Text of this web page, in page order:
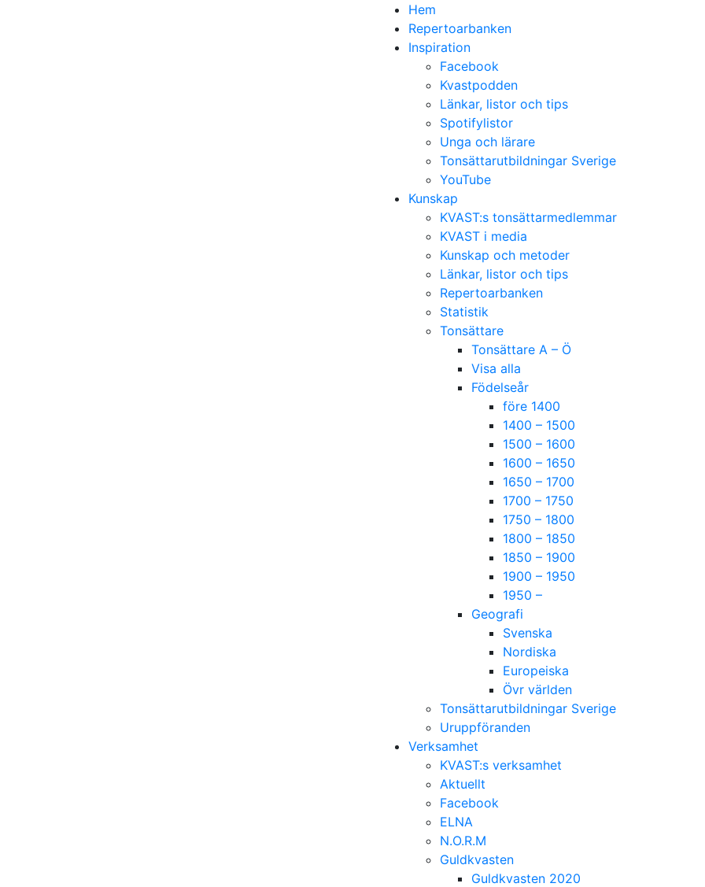
Hem
Repertoarbanken
Inspiration
Facebook
Kvastpodden
Länkar, listor och tips
Spotifylistor
Unga och lärare
Tonsättarutbildningar Sverige
YouTube
Kunskap
KVAST:s tonsättarmedlemmar
KVAST i media
Kunskap och metoder
Länkar, listor och tips
Repertoarbanken
Statistik
Tonsättare
Tonsättare A – Ö
Visa alla
Födelseår
före 1400
1400 – 1500
1500 – 1600
1600 – 1650
1650 – 1700
1700 – 1750
1750 – 1800
1800 – 1850
1850 – 1900
1900 – 1950
1950 –
Geografi
Svenska
Nordiska
Europeiska
Övr världen
Tonsättarutbildningar Sverige
Uruppföranden
Verksamhet
KVAST:s verksamhet
Aktuellt
Facebook
ELNA
N.O.R.M
Guldkvasten
Guldkvasten 2020